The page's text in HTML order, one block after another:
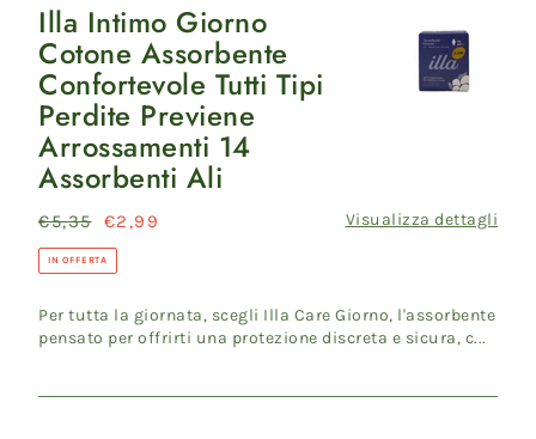
Illa
Intimo
Giorno
Cotone
Assorbente
Confortevole
Tipi
Perdite
Arrossamenti
14
Illa Intimo Giorno
Cotone Assorbente
Confortevole Tutti Tipi
Perdite Previene
Arrossamenti 14
Assorbenti Ali
Prezzo
di
€5,35 Prezzo
scontato
€2,99
IN OFFERTA
Visualizza dettagli
Per tutta la giornata, scegli Illa Care Giorno, l'assorbente
pensato per offrirti una protezione discreta e sicura, c...